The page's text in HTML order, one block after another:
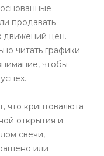
продавать
движений цен.
читать графики
чтобы
что криптовалюта
открытия и
свечи,
или